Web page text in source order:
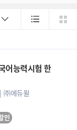
어능력시험 한
㈜에듀윌
인